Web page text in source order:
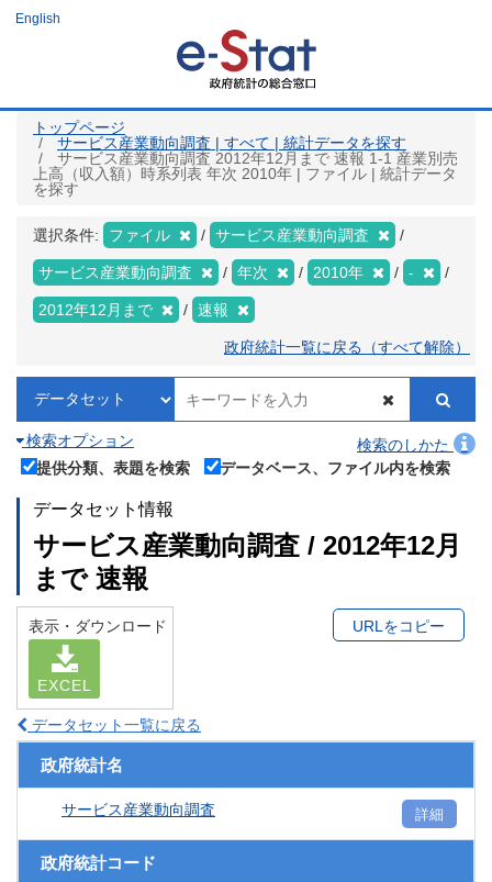
ツ
English
トップページ
サービス産業動向調査 | すべて | 統計データを探す
サービス産業動向調査 2012年12月まで 速報 1-1 産業別売
上高（収入額）時系列表 年次 2010年 | ファイル | 統計データ
を探す
選択条件: ファイル サービス産業動向調査
サービス産業動向調査 年次 2010年 -
2012年12月まで 速報
政府統計一覧に戻る（すべて解除）
検索オプション
検索のしかた
提供分類、表題を検索
データベース、ファイル内を検索
データセット情報
サービス産業動向調査 / 2012年12月
まで 速報
表示・ダウンロード
EXCEL
URLをコピー
データセット一覧に戻る
政府統計名
サービス産業動向調査 詳細
政府統計コード